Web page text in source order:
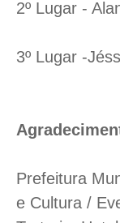
2º Lugar -
3º Lugar -
Prefeitura
e Cultura /